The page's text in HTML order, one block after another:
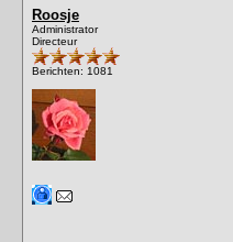
Roosje
Administrator
Directeur
Berichten: 1081